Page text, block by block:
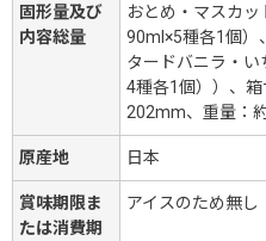
固形量及び
内容総量
おとめ・マスカ
90ml×5種各1個）
タードバニラ・
4種各1個））、
202mm、重量：
原産地 日本
賞味期限ま
たは消費期
アイスのため無し